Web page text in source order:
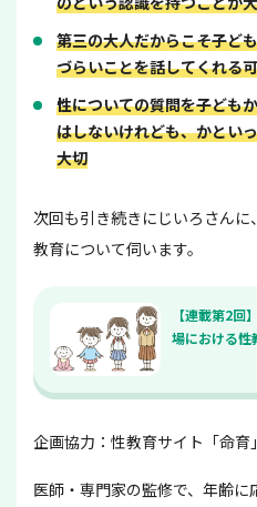
第三の大人だからこそ子ど
づらいことを話してくれる
性についての質問を子ども
はしないけれども、かとい
大切
次回も引き続きにじいろさん
教育について伺います。
【連載第2回
場における
企画協力：性教育サイト「命育」
医師・専門家の監修で、年齢